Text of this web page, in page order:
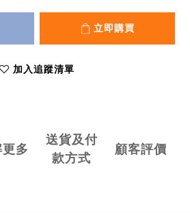
立即購買
加入追蹤清單
多
送貨及付
款方式
顧客評價